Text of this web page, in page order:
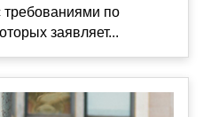
требованиями по
заявляет...